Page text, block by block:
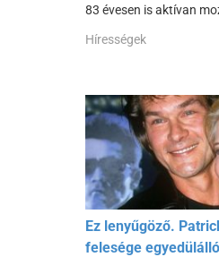
83 évesen is aktívan
Hírességek
Ez lenyűgöző.
felesége